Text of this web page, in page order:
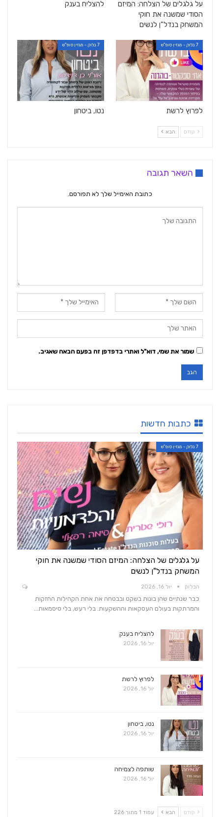
על גלגלים של הצלחה: המיזם
הסודי שמשנה את חוקי
המשחק בנדל"ן לנשים
להצליח בענק
7 בלוק - מגזין סופ"ש
לפרוץ לרשת
7 בלוק - מגזין סופ"ש
נטו, ביטחון
קודם הבא
השאר תגובה
כתובת האימייל שלך לא תפורסם.
שמור את שמי, דוא"ל ואתרי בדפדפן זה בפעם הבאה שאגיב.
כתבות חדשות
7 בלוק - מגזין סופ"ש
על גלגלים של הצלחה: המיזם הסודי שמשנה את חוקי
המשחק בנדל"ן לנשים
הבלוק יול 16, 2026
כבר שנתיים שהן בונות בשקט ובבטחה את אחת הקהילות החזקות
והמרתקות בעולם העסקאות וההשקעות. בלי רעש, בלי סיסמאות…
להצליח בענק
יול 16, 2026
לפרוץ לרשת
יול 16, 2026
נטו, ביטחון
יול 16, 2026
שותפה לצמיחה
יול 16, 2026
קודם הבא עמוד 1 מתוך 226